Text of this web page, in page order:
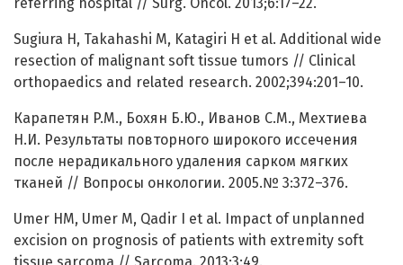
referring hospital // Surg. Oncol. 2013;6:17–22.
Sugiura H, Takahashi M, Katagiri H et al. Additional wide
resection of malignant soft tissue tumors // Clinical
orthopaedics and related research. 2002;394:201–10.
Карапетян P.M., Бохян Б.Ю., Иванов С.М., Мехтиева
Н.И. Результаты повторного широкого иссечения
после нерадикального удаления сарком мягких
тканей // Вопросы онкологии. 2005.№ 3:372–376.
Umer HM, Umer M, Qadir I et al. Impact of unplanned
excision on prognosis of patients with extremity soft